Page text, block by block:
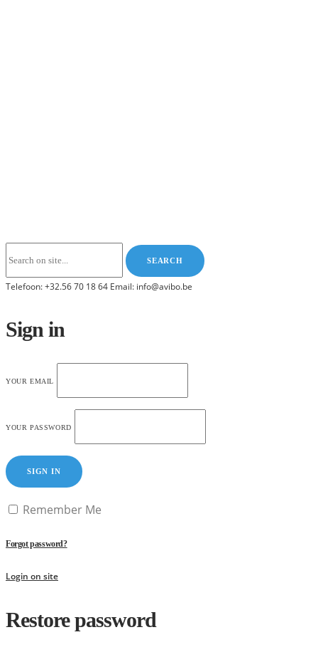
Telefoon: +32.56 70 18 64 Email: info@avibo.be
Sign in
YOUR EMAIL
YOUR PASSWORD
SIGN IN
Remember Me
Forgot password?
Login on site
Restore password